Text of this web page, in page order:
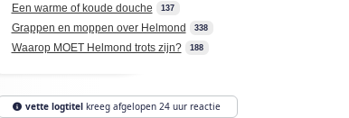
Een warme of koude douche 137
Grappen en moppen over Helmond 338
Waarop MOET Helmond trots zijn? 188
vette logtitelkreeg afgelopen 24 uur reactie